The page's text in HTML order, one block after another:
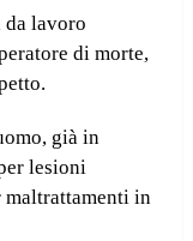
da lavoro
di morte,
già in
lesioni
maltrattamenti in